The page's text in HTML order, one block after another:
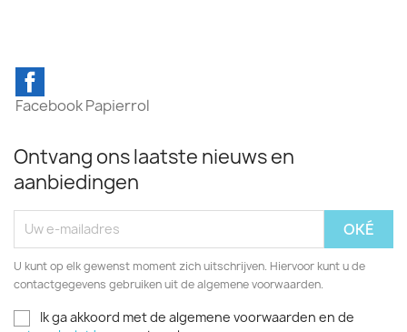
Ontvang ons laatste nieuws en
aanbiedingen
U kunt op elk gewenst moment zich uitschrijven. Hiervoor kunt u de
contactgegevens gebruiken uit de algemene voorwaarden.
Ik ga akkoord met de algemene voorwaarden en de